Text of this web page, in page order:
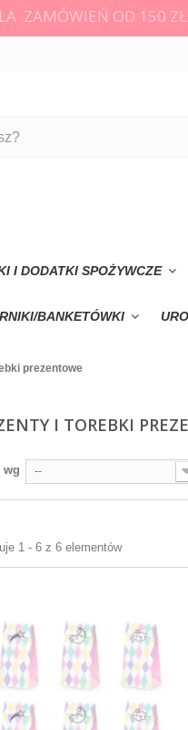
ZAMÓWIEŃ OD 150
I DODATKI SPOŻYWCZE
BANKETÓWKI
prezentowe
Spinka do form
regulowanych 1
szt
I TOREBKI
wg --
1 - 6 z 6 elementów